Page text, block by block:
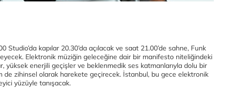
Studio’da kapılar 20.30’da açılacak ve saat 21.00’de sahne, Funk
Elektronik müziğin geleceğine dair bir manifesto niteliğindeki
yüksek enerjili geçişler ve beklenmedik ses katmanlarıyla dolu bir
de zihinsel olarak harekete geçirecek. İstanbul, bu gece elektronik
yüzüyle tanışacak.